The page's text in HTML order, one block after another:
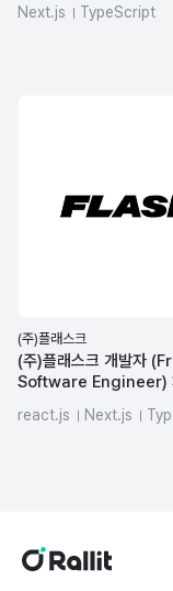
Next.js
TypeScript
(주)플래스크
(주)플래스크 개발자
Software Engineer)
react.js Next.js